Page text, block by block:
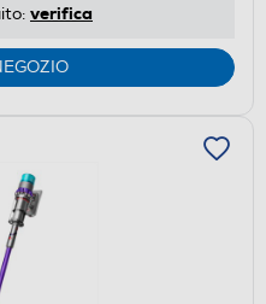
verifica